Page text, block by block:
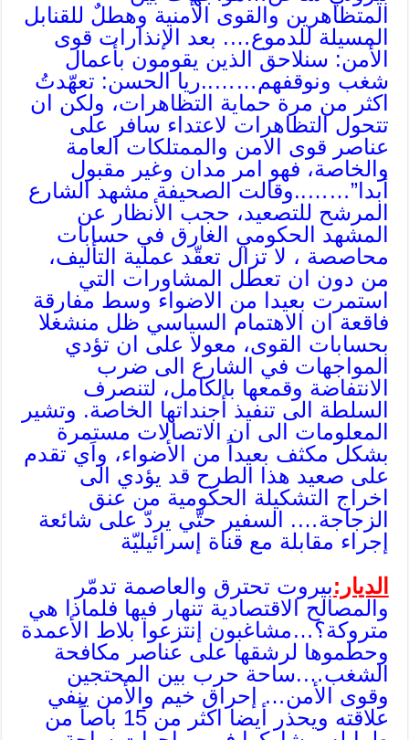
المتظاهرين والقوى الأمنية وهطلٌ للقنابل
المسيلة للدموع…. بعد الإنذارات قوى
الأمن: سنلاحق الذين يقومون بأعمال
شغب ونوقفهم……..ريا الحسن: تعهّدتُ
اكثر من مرة حماية التظاهرات، ولكن ان
تتحول التظاهرات لاعتداء سافر على
عناصر قوى الامن والممتلكات العامة
والخاصة، فهو امر مدان وغير مقبول
أبدا”……..وقالت الصحيفة مشهد الشارع
المرشح للتصعيد، حجب الأنظار عن
المشهد الحكومي الغارق في حسابات
محاصصة ، لا تزال تعقّد عملية التأليف،
من دون ان تعطل المشاورات التي
استمرت بعيدا من الاضواء وسط مفارقة
فاقعة ان الاهتمام السياسي ظل منشغلا
بحسابات القوى، معولا على ان تؤدي
المواجهات في الشارع الى ضرب
الانتفاضة وقمعها بالكامل، لتنصرف
السلطة الى تنفيذ أجنداتها الخاصة. وتشير
المعلومات الى ان الاتصالات مستمرة
بشكل مكثف بعيداً من الأضواء، واَي تقدم
على صعيد هذا الطرح قد يؤدي الى
اخراج التشكيلة الحكومية من عنق
الزجاجة…. السفير حتّي يردّ على شائعة
إجراء مقابلة مع قناة إسرائيليّة
الديار:بيروت تحترق والعاصمة تدمّر
والمصالح الاقتصادية تنهار فيها فلماذا هي
متروكة؟…مشاغبون إنتزعوا بلاط الأعمدة
وحطموها لرشقها على عناصر مكافحة
الشغب….ساحة حرب بين المحتجين
وقوى الأمن… إحراق خيم والأمن ينفي
علاقته ويحذر أيضا اكثر من 15 باصاً من